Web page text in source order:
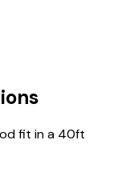
fit in a 40ft